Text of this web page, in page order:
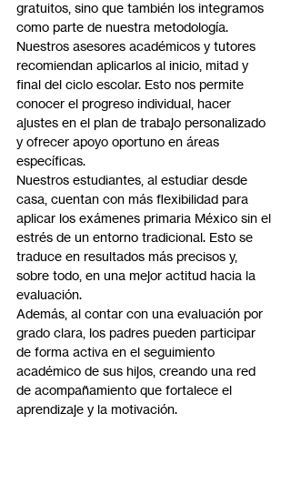
gratuitos, sino que también los integramos
como parte de nuestra metodología.
Nuestros asesores académicos y tutores
recomiendan aplicarlos al inicio, mitad y
final del ciclo escolar. Esto nos permite
conocer el progreso individual, hacer
ajustes en el plan de trabajo personalizado
y ofrecer apoyo oportuno en áreas
específicas.
Nuestros estudiantes, al estudiar desde
casa, cuentan con más flexibilidad para
aplicar los exámenes primaria México sin el
estrés de un entorno tradicional. Esto se
traduce en resultados más precisos y,
sobre todo, en una mejor actitud hacia la
evaluación.
Además, al contar con una evaluación por
grado clara, los padres pueden participar
de forma activa en el seguimiento
académico de sus hijos, creando una red
de acompañamiento que fortalece el
aprendizaje y la motivación.